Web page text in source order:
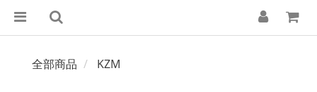
全部商品 KZM